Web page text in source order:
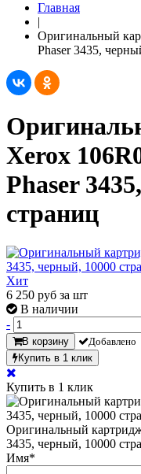
Главная
|
Оригинальный
Phaser 3435,
Xerox
Phaser
страниц
Хит
6 250 руб за шт
В наличии
-
В корзину
Добавлено
Купить в 1 клик
Купить в 1 клик
Оригинальный
3435, черный, 10000
Имя*